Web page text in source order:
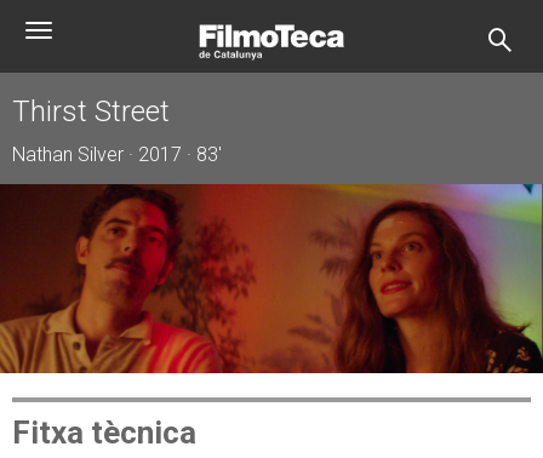
Toggle
Thirst Street
Nathan Silver · 2017 · 83'
Fitxa tècnica